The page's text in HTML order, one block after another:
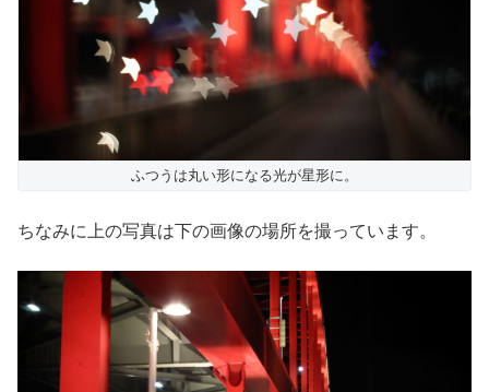
ふつうは丸い形になる光が星形に。
ちなみに上の写真は下の画像の場所を撮っています。